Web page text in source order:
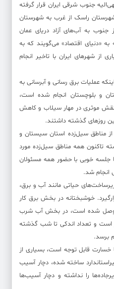
جنوب شرقی ایران قرار گرفته
راسک از غرب به شهرستان
جنوب به آب‌های آزاد دریای عمان
«دنیای اقتصاد» می‌گویند که به
از شهر‌های ایران با تاخیر انجام
عملیات برق رسانی و آبرسانی به
و بلوچستان انجام شده است،
موثری در مهار سیلاب و کاهش
روزهای گذشته داشتند.
از مناطق سیل‌زده استان سیستان و
تاکنون همه مناطق سیل‌زده مورد
جلسه خوبی با حضور همه مسئولان
انجام شد.
حیاتی مانند آب و برق،
خوشبختانه در بخش برق کار
وصل شده است، در بخش آب شرب
است و تعداد اندکی تا شب گذشته
برسد.
خسارت قابل توجه است، بسیاری از
ساخته شده، دچار آسیب
را نداشته و دچار آسیب‌ها